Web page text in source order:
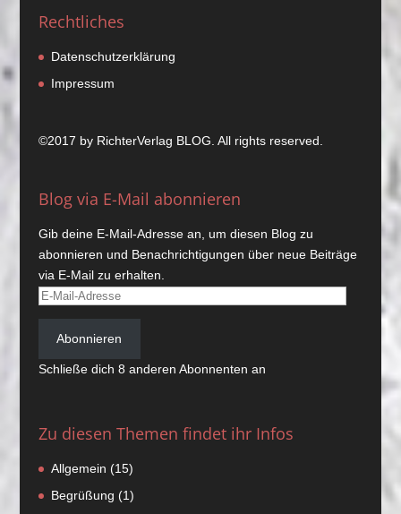
Rechtliches
Datenschutzerklärung
Impressum
©2017 by RichterVerlag BLOG. All rights reserved.
Blog via E-Mail abonnieren
Gib deine E-Mail-Adresse an, um diesen Blog zu
abonnieren und Benachrichtigungen über neue Beiträge
via E-Mail zu erhalten.
E-
Adresse
Abonnieren
Schließe dich 8 anderen Abonnenten an
Zu diesen Themen findet ihr Infos
Allgemein (15)
Begrüßung (1)